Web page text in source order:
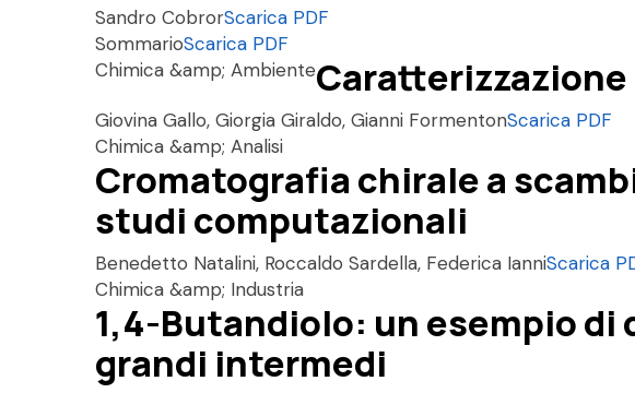
Sandro CobrorScarica PDF
SommarioScarica PDF
Chimica &amp; Ambiente
Giovina Gallo, Giorgia Giraldo, Gianni FormentonScarica PDF
Chimica &amp; Analisi
Cromatografia chirale a
studi computazionali
Benedetto Natalini, Roccaldo Sardella, Federica IanniScarica
Chimica &amp; Industria
1,4-Butandiolo: un esempio
grandi intermedi